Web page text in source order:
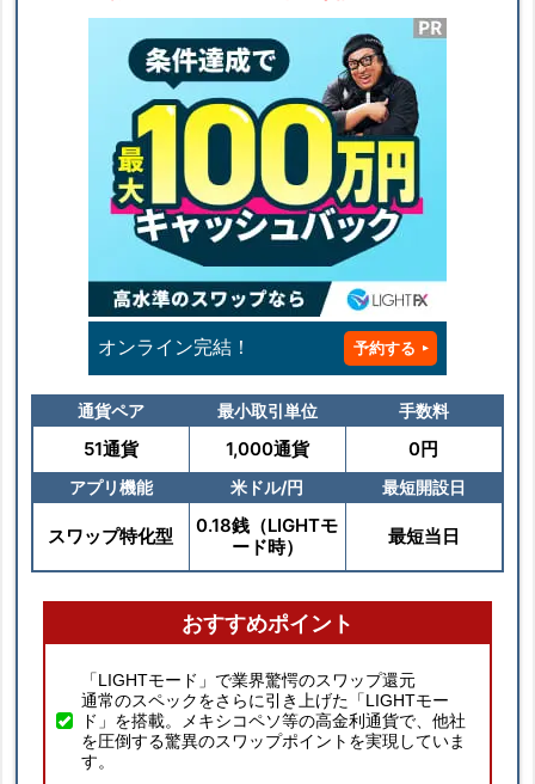
オンライン完結！ 予約する
通貨ペア 最小取引単位 手数料
51通貨 1,000通貨 0円
アプリ機能 米ドル/円 最短開設日
スワップ特化型
0.18銭（LIGHTモ
ード時）
最短当日
おすすめポイント
「LIGHTモード」で業界驚愕のスワップ還元
通常のスペックをさらに引き上げた「LIGHTモー
ド」を搭載。メキシコペソ等の高金利通貨で、他社
を圧倒する驚異のスワップポイントを実現していま
す。